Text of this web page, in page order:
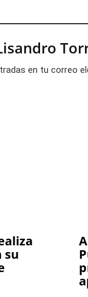
en tu correo
su